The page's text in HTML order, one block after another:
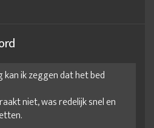
ik zeggen dat het bed
niet, was redelijk snel en